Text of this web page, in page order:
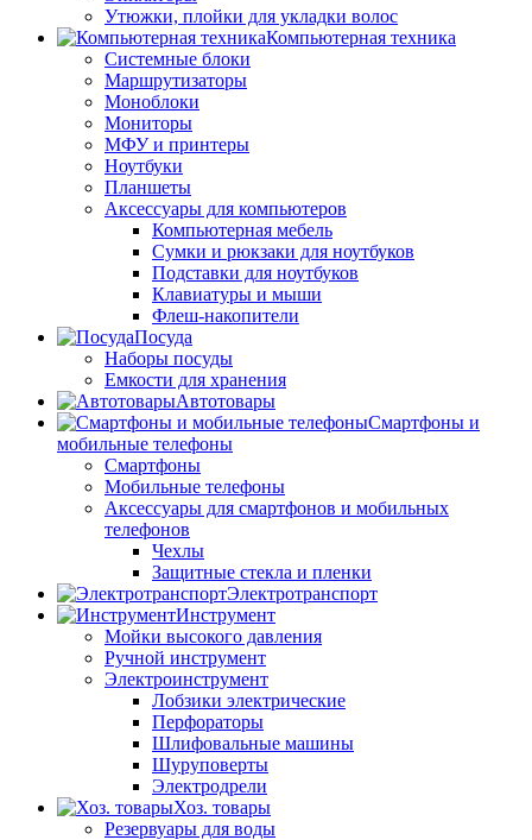
Утюжки, плойки для укладки волос
Компьютерная техника
Системные блоки
Маршрутизаторы
Моноблоки
Мониторы
МФУ и принтеры
Ноутбуки
Планшеты
Аксессуары для компьютеров
Компьютерная мебель
Сумки и рюкзаки для ноутбуков
Подставки для ноутбуков
Клавиатуры и мыши
Флеш-накопители
Посуда
Наборы посуды
Емкости для хранения
Автотовары
Смартфоны и
мобильные телефоны
Смартфоны
Мобильные телефоны
Аксессуары для смартфонов и мобильных
телефонов
Чехлы
Защитные стекла и пленки
Электротранспорт
Инструмент
Мойки высокого давления
Ручной инструмент
Электроинструмент
Лобзики электрические
Перфораторы
Шлифовальные машины
Шуруповерты
Электродрели
Хоз. товары
Резервуары для воды